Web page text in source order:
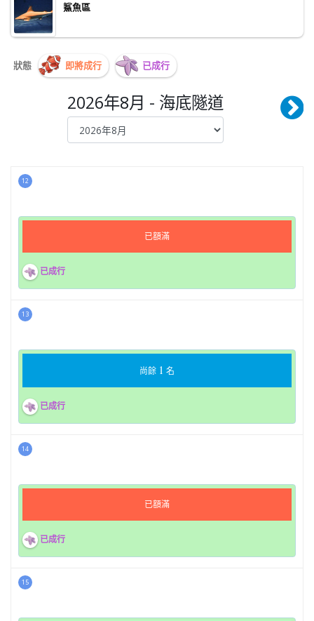
鯊魚區
狀態 即將成行 已成行
2026年8月 - 海底隧道
12
已額滿
已成行
13
尚餘 1 名
已成行
14
已額滿
已成行
15